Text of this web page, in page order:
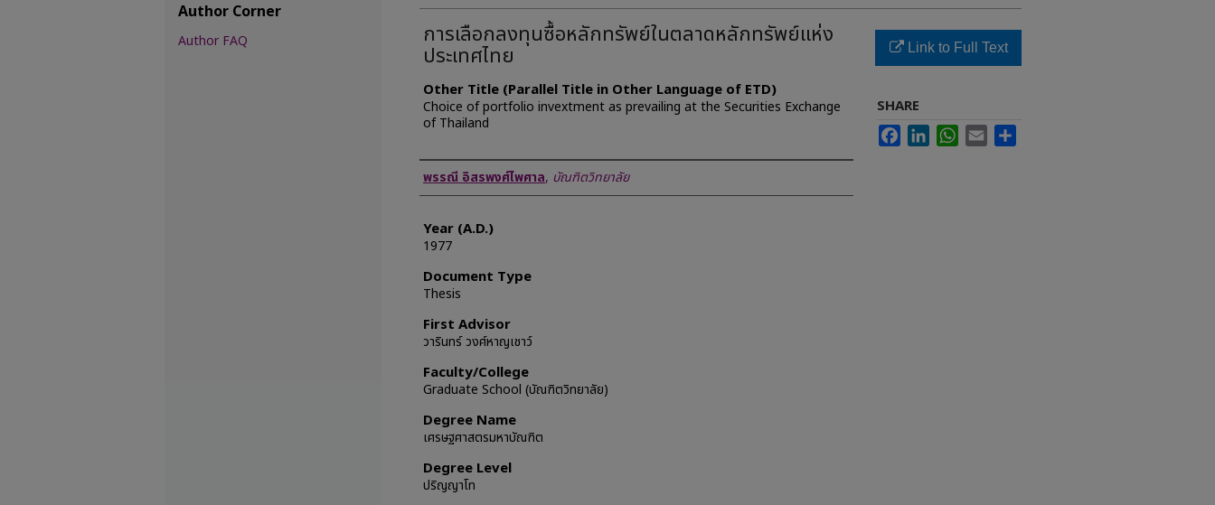
การเลือกลงทุนซื้อหลักทรัพย์ในตลาดหลักทรัพย์แห่ง
ประเทศไทย
Other Title (Parallel Title in Other Language of ETD)
Choice of portfolio invextment as prevailing at the Securities Exchange
of Thailand
Author
พรรณี อิสรพงศ์ไพศาล, บัณฑิตวิทยาลัย
Year (A.D.)
1977
Document Type
Thesis
First Advisor
วารินทร์ วงศ์หาญเชาว์
Faculty/College
Graduate School (บัณฑิตวิทยาลัย)
Degree Name
เศรษฐศาสตรมหาบัณฑิต
Degree Level
ปริญญาโท
Link to Full Text
SHARE
FacebookLinkedInWhatsApp
Email
Author Corner
Author FAQ